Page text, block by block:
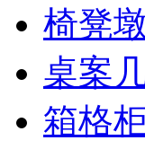
椅凳
桌案
箱格